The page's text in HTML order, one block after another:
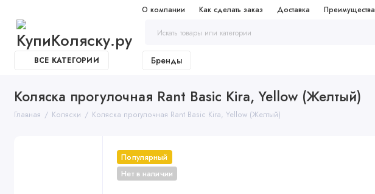
О компании Как сделать заказ Доставка Преимущества
ВСЕ КАТЕГОРИИ Бренды
Коляска прогулочная Rant Basic Kira, Yellow (Желтый)
Главная Коляски Коляска прогулочная Rant Basic Kira, Yellow (Желтый)
Популярный
Нет в наличии